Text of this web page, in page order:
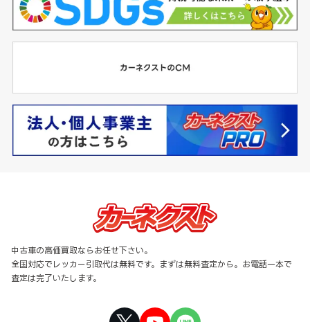
中古車の高価買取ならお任せ下さい。
全国対応でレッカー引取代は無料です。まずは無料査定から。お電話一本で
査定は完了いたします。